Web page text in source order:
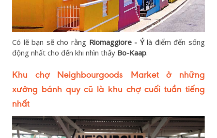
Có lẽ bạn sẽ cho rằng Riomaggiore - Ýlà điểm đến sống
động nhất cho đến khi nhìn thấy Bo-Kaap.
Khu chợ Neighbourgoods Market ở những
xưởng bánh quy cũ là khu chợ cuối tuần tiếng
nhất